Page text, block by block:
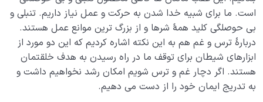
است. ما برای شبیه خدا شدن به حرکت و عمل نیاز داریم. تنبلی و
بی حوصلگی کلید همۀ شرها و از بزرگ ترین موانع عمل هستند.
دربارۀ ترس و غم هم به این نکته اشاره کردیم که این دو مورد از
ابزارهای شیطان برای توقف ما در راه رسیدن به هدف خلقتمان
هستند. اگر دچار غم و ترس شویم امکان رشد نخواهیم داشت و
به تدریج ایمان خود را از دست می دهیم.